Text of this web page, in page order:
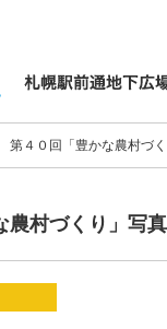
第４０回「豊かな農村づ
農村づくり」写